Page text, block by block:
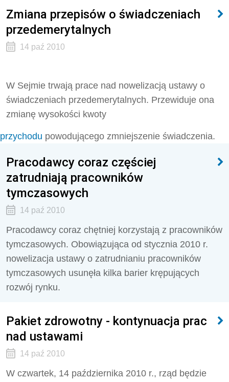
Zmiana przepisów o świadczeniach
przedemerytalnych
14 paź 2010
W Sejmie trwają prace nad nowelizacją ustawy o
świadczeniach przedemerytalnych. Przewiduje ona
zmianę wysokości kwoty
przychodu powodującego zmniejszenie świadczenia.
Pracodawcy coraz częściej
zatrudniają pracowników
tymczasowych
14 paź 2010
Pracodawcy coraz chętniej korzystają z pracowników
tymczasowych. Obowiązująca od stycznia 2010 r.
nowelizacja ustawy o zatrudnianiu pracowników
tymczasowych usunęła kilka barier krępujących
rozwój rynku.
Pakiet zdrowotny - kontynuacja prac
nad ustawami
14 paź 2010
W czwartek, 14 października 2010 r., rząd będzie